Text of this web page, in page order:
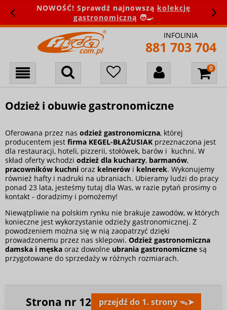
NOWOŚĆ! Sprawdź najnowszą kolekcję
gastronomiczną 🧑‍🍳
INFOLINIA
881 703 704
Odzież i obuwie gastronomiczne
Oferowana przez nas odzież gastronomiczna, której
producentem jest firma KEGEL-BŁAŻUSIAK przeznaczona jest
dla restauracji, hoteli, pizzerii, stołówek, barów i kuchni. W
skład oferty wchodzi odzież dla kucharzy, barmanów,
pracowników kuchni oraz kelnerów i kelnerek. Wykonujemy
również hafty i nadruki na ubraniach. Ubieramy ludzi do pracy
ponad 23 lata, jesteśmy tutaj dla Was, w razie pytań prosimy o
kontakt - doradzimy i pomożemy!
Niewątpliwie na polskim rynku nie brakuje zawodów, w których
konieczne jest wykorzystanie odzieży gastronomicznej. Z
powodzeniem można się w nią zaopatrzyć dzięki
prowadzonemu przez nas sklepowi. Odzież gastronomiczna
damska i męska oraz dowolne ubrania gastronomiczne są
przygotowane do sprzedaży w różnych rozmiarach.
Strona nr 12 przejdź do 1. strony ᯓ➤